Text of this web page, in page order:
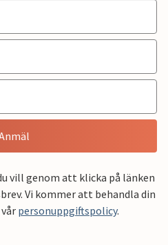
vill genom att klicka på länken
Vi kommer att behandla din
personuppgiftspolicy.